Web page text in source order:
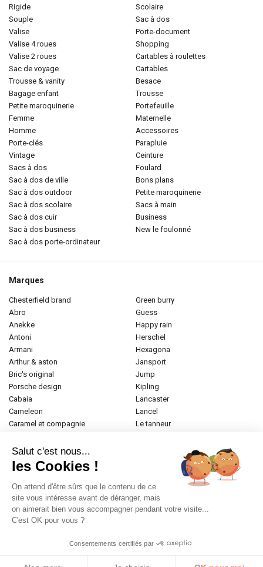
rigide
souple
valise
valise 4 roues
valise 2 roues
sac de voyage
trousse & vanity
bagage enfant
petite maroquinerie
femme
homme
porte-clés
vintage
sacs à dos
sac à dos de ville
sac à dos outdoor
sac à dos scolaire
sac à dos cuir
sac à dos business
sac à dos porte-ordinateur
scolaire
sac à dos
porte-document
shopping
cartables à roulettes
cartables
besace
trousse
portefeuille
maternelle
accessoires
parapluie
ceinture
foulard
bons plans
petite maroquinerie
sacs à main
business
new le foulonné
Marques
chesterfield brand
abro
anekke
antoni
armani
arthur & aston
bric's original
porsche design
cabaia
cameleon
caramel et compagnie
donna celi
eastpak
elite
emily & noah
esprit
etrier
fabrizio
green burry
guess
happy rain
herschel
hexagona
jansport
jump
kipling
lancaster
lancel
le tanneur
paul marius
samsonite
tamaris
valentino
Salut c'est nous...
les Cookies !
On attend d'être sûrs que le contenu de ce
site vous intéresse avant de déranger, mais
on aimerait bien vous accompagner pendant votre visite...
C'est OK pour vous ?
Consentements certifiés par